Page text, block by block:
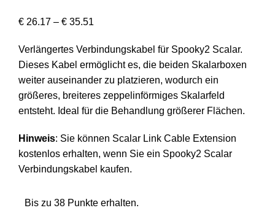
€ 26.17 – € 35.51
Verlängertes Verbindungskabel für Spooky2 Scalar.
Dieses Kabel ermöglicht es, die beiden Skalarboxen
weiter auseinander zu platzieren, wodurch ein
größeres, breiteres zeppelinförmiges Skalarfeld
entsteht. Ideal für die Behandlung größerer Flächen.
Hinweis: Sie können Scalar Link Cable Extension
kostenlos erhalten, wenn Sie ein Spooky2 Scalar
Verbindungskabel kaufen.
Bis zu 38 Punkte erhalten.